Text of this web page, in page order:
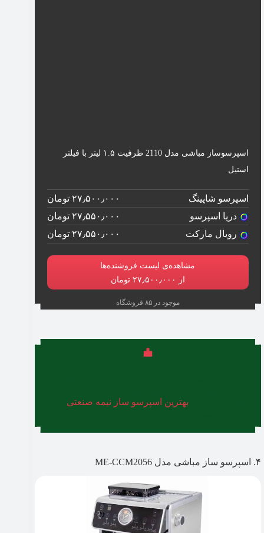
اسپرسوساز مباشی مدل 2110 ظرفیت ۱.۵ لیتر با فیلتر
استیل
اسپرسو شاپینگ
۲۷٫۵۰۰٫۰۰۰ تومان
دریا اسپرسو
۲۷٫۵۵۰٫۰۰۰ تومان
رویال مارکت
۲۷٫۵۵۰٫۰۰۰ تومان
مشاهده‌ی لیست فروشنده‌ها
از ۲۷٫۵۰۰٫۰۰۰ تومان
موجود در ۸۵ فروشگاه
بهترین اسپرسو ساز نیمه صنعتی
۴. اسپرسو ساز مباشی مدل ME-CCM2056